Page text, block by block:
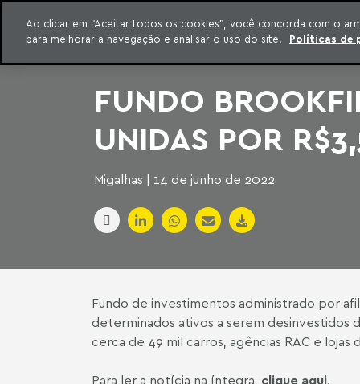
para o conteúdo
Machado Meyer
INTELIGÊNCIA JURÍDICA
CONTEÚDO EXCLUSIVO MACHADO MEYER ADVOGADOS
FUNDO
UNIDAS POR
Migalhas | 14 de junho de 2022
Fundo de investimentos administrado por
determinados ativos a serem desinvestidos
cerca de 49 mil carros, agências RAC e lojas
Para ler a notícia na íntegra, clique aqui.
Ao clicar em “Aceitar todos os cookies”, você concorda com o
para melhorar a navegação e analisar o uso do site.
Políticas de